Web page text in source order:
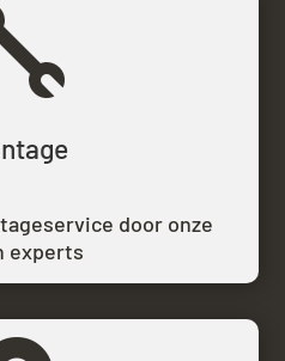
door onze
experts